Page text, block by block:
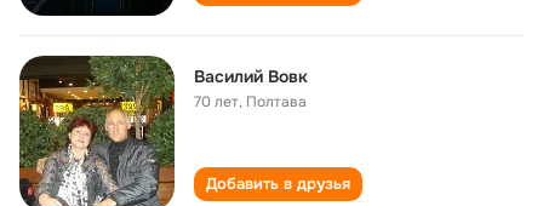
Василий Вовк
70 лет, Полтава
Добавить в друзья